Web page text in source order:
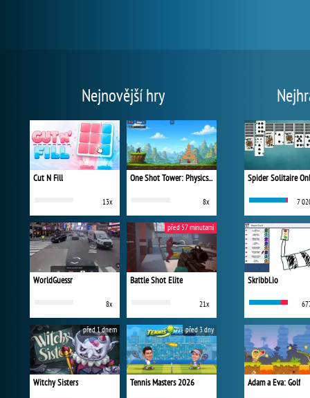
Nejnovější hry
Cut N Fill
13x
One Shot Tower: Physics Destroyer
8x
WorldGuessr
8x
Battle Shot Elite
21x
před 57 minutami
Witchy Sisters
před 1 dnem
Tennis Masters 2026
před 3 dny
Spider Solitaire
7
Skribbl.io
Adam a Eva: Golf